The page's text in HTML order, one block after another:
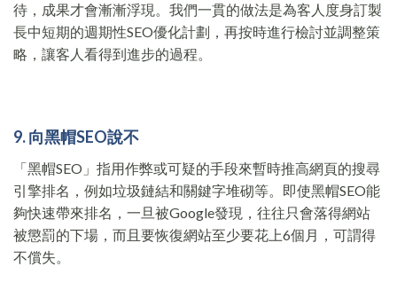
待，成果才會漸漸浮現。我們一貫的做法是為客人度身訂製
長中短期的週期性SEO優化計劃，再按時進行檢討並調整策
略，讓客人看得到進步的過程。
9. 向黑帽SEO說不
「黑帽SEO」指用作弊或可疑的手段來暫時推高網頁的搜尋
引擎排名，例如垃圾鏈結和關鍵字堆砌等。即使黑帽SEO能
夠快速帶來排名，一旦被Google發現，往往只會落得網站
被懲罰的下場，而且要恢復網站至少要花上6個月，可謂得
不償失。